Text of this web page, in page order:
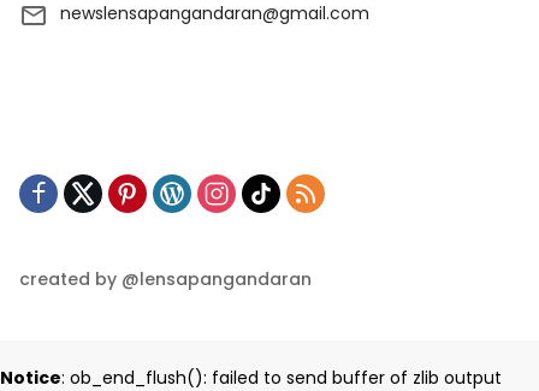
newslensapangandaran@gmail.com
created by @lensapangandaran
Notice: ob_end_flush(): failed to send buffer of zlib output